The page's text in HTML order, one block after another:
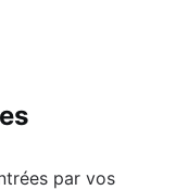
par vos